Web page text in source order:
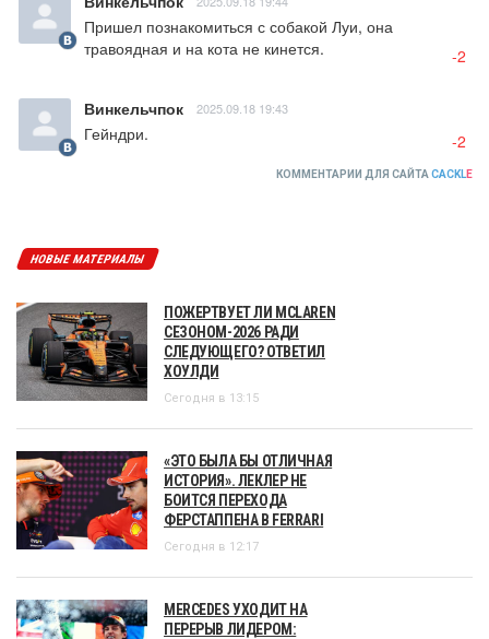
Пришел познакомиться с собакой Луи, она
травоядная и на кота не кинется.
-2
Винкельчпок 2025.09.18 19:43
Гейндри. -2
КОММЕНТАРИИ ДЛЯ САЙТА CACKLE
НОВЫЕ МАТЕРИАЛЫ
ПОЖЕРТВУЕТ ЛИ MCLAREN
СЕЗОНОМ-2026 РАДИ
СЛЕДУЮЩЕГО? ОТВЕТИЛ
ХОУЛДИ
Сегодня в 13:15
«ЭТО БЫЛА БЫ ОТЛИЧНАЯ
ИСТОРИЯ». ЛЕКЛЕР НЕ
БОИТСЯ ПЕРЕХОДА
ФЕРСТАППЕНА В FERRARI
Сегодня в 12:17
MERCEDES УХОДИТ НА
ПЕРЕРЫВ ЛИДЕРОМ: